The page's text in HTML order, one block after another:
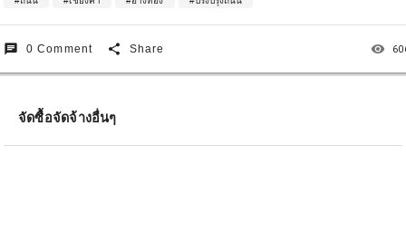
chat 0 Comment share Share remove_red_eye
จัดซื้อจัดจ้างอื่นๆ